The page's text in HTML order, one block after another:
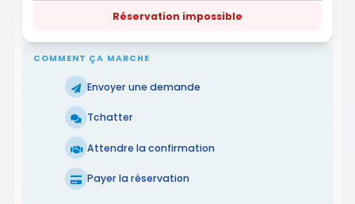
Réservation impossible
COMMENT ÇA MARCHE
Envoyer une demande
Tchatter
Attendre la confirmation
Payer la réservation